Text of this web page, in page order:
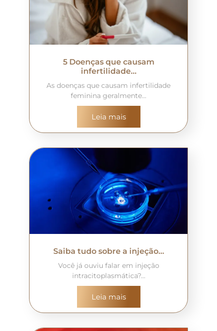
5 Doenças que causam
infertilidade…
As doenças que causam infertilidade
feminina geralmente…
Leia mais
Saiba tudo sobre a injeção…
Você já ouviu falar em injeção
intracitoplasmática?…
Leia mais